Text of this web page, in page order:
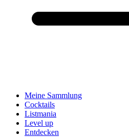
Meine Sammlung
Cocktails
Listmania
Level up
Entdecken